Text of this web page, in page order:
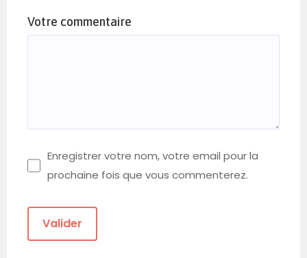
Votre commentaire
Enregistrer votre nom, votre email pour la
prochaine fois que vous commenterez.